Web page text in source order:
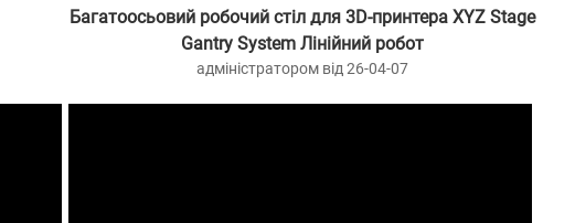
Багатоосьовий робочий стіл для 3D-принтера XYZ Stage
Gantry System Лінійний робот
адміністратором від 26-04-07